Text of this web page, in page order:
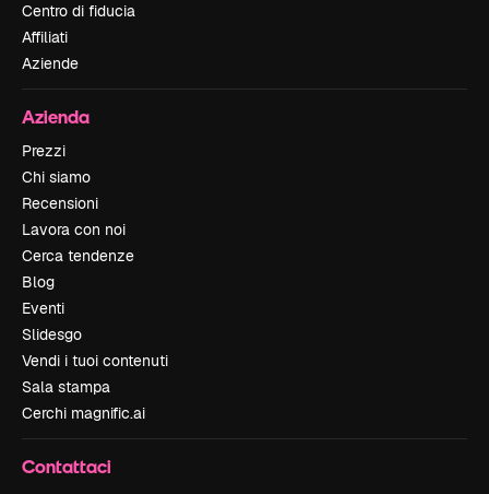
Centro di fiducia
Affiliati
Aziende
Azienda
Prezzi
Chi siamo
Recensioni
Lavora con noi
Cerca tendenze
Blog
Eventi
Slidesgo
Vendi i tuoi contenuti
Sala stampa
Cerchi magnific.ai
Contattaci